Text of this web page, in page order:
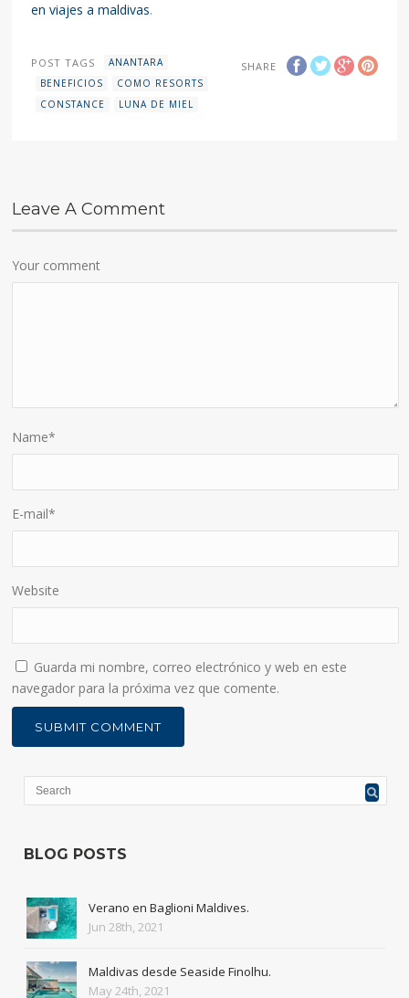
en viajes a maldivas.
SHARE
POST TAGS
ANANTARA
BENEFICIOS
COMO RESORTS
CONSTANCE
LUNA DE MIEL
Leave A Comment
Your comment
Name*
E-mail*
Website
Guarda mi nombre, correo electrónico y web en este
navegador para la próxima vez que comente.
BLOG POSTS
Verano en Baglioni Maldives.
Jun 28th, 2021
Maldivas desde Seaside Finolhu.
May 24th, 2021